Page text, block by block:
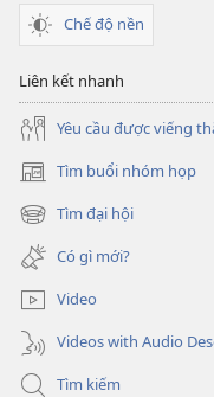
Chế độ nền
Liên kết nhanh
Yêu cầu được viếng
Tìm buổi nhóm họp
(mở
cửa
sổ
mới)
Tìm đại hội
(mở
cửa
sổ
mới)
Có gì mới?
Video
Videos with Audio
Tìm kiếm